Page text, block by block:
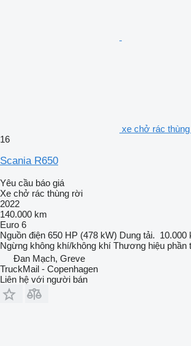
xe chở rác
16
Scania R650
Yêu cầu báo giá
Xe chở rác thùng rời
2022
140.000 km
Euro 6
Nguồn điện 650 HP (478 kW) Dung tải. 10.000
Ngừng không khí/không khí Thương hiệu phần
Đan Mạch, Greve
TruckMail - Copenhagen
Liên hệ với người bán